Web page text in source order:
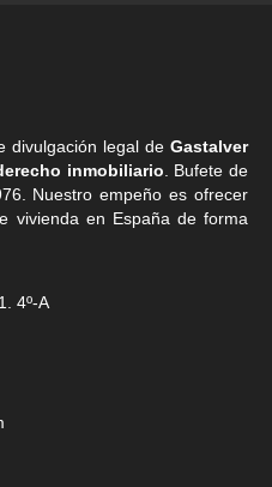
divulgación legal de Gastalver
inmobiliario . Bufete de
Nuestro empeño es ofrecer
vivienda en España de forma
4º-A